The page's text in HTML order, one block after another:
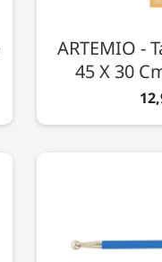
ARTEMIO -
45 X 30